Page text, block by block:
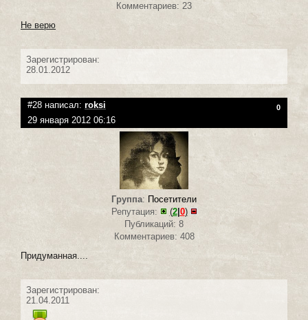
Комментариев: 23
Не верю
Зарегистрирован:
28.01.2012
#28 написал: roksi 0
29 января 2012 06:16
Группа: Посетители
Репутация:
(2| 0)
Публикаций: 8
Комментариев: 408
Придуманная....
Зарегистрирован:
21.04.2011